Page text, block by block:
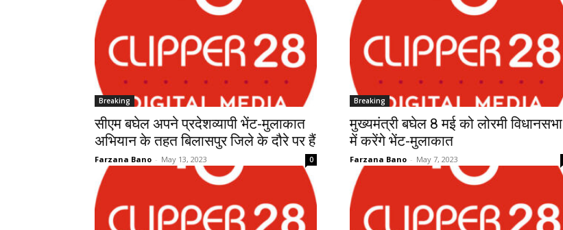
Breaking
सीएम बघेल अपने प्रदेशव्यापी भेंट-मुलाकात
अभियान के तहत बिलासपुर जिले के दौरे पर हैं
Farzana Bano - May 13, 2023 0
Breaking
मुख्यमंत्री बघेल 8 मई को लोरमी विधानसभा
में करेंगे भेंट-मुलाकात
Farzana Bano - May 7, 2023